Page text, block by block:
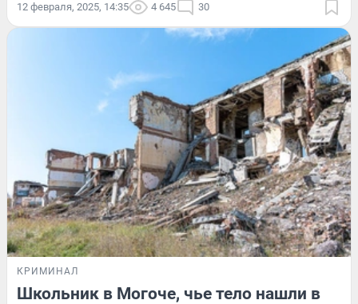
12 февраля, 2025, 14:35 4 645 30
КРИМИНАЛ
Школьник в Могоче, чье тело нашли в